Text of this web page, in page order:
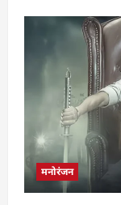
मनोरंजन